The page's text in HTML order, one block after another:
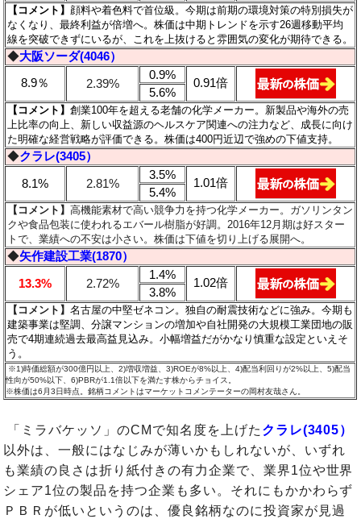
【コメント】 顔料や着色料で首位級。今期は前期の環境対策の特別損失が
なくなり、最終利益が倍増へ。株価は中期トレンドを示す26週移動平均
線を突破できずにいるが、これを上抜けると雰囲気の変化が期待できる。
◆大阪ソーダ(4046）
8.9％
2.39%
0.9%
0.91倍
5.6%
【コメント】創業100年を超える老舗の化学メーカー。新製品や海外の売
上比率の向上、新しい収益源のヘルスケア関連への注力など、成長に向け
た明確な経営戦略が評価できる。株価は400円近辺で強めの下値支持。
◆クラレ(3405）
8.1%
2.81%
3.5%
1.01倍
5.4%
【コメント】高機能素材で高い競争力を持つ化学メーカー。ガソリンタン
クや食品包装に使われるエバール樹脂が好調。2016年12月期は好スター
トで、業績への不安は小さい。株価は下値を切り上げる展開へ。
◆矢作建設工業(1870）
13.3%
2.72%
1.4%
1.02倍
3.8%
【コメント】名古屋の中堅ゼネコン。独自の耐震技術などに強み。今期も
建築事業は堅調、分譲マンションの増加や自社開発の大規模工業団地の販
売で4期連続過去最高益見込み。小幅増益だがかなり慎重な設定といえそ
う。
※1)時価総額が300億円以上、2)増収増益、3)ROEが8%以上、4)配当利回りが2%以上、5)配当
性向が50%以下、6)PBRが1.1倍以下を満たす株からチョイス。
※株価は6月3日時点。銘柄コメントはマーケットコメンテーターの岡村友哉さん。
「ミラバケッソ」のCMで知名度を上げた クラレ(3405）
以外は、一般にはなじみが薄いかもしれないが、いずれ
も業績の良さは折り紙付きの有力企業で、業界1位や世界
シェア1位の製品を持つ企業も多い。それにもかかわらず
ＰＢＲが低いというのは、優良銘柄なのに投資家が見過